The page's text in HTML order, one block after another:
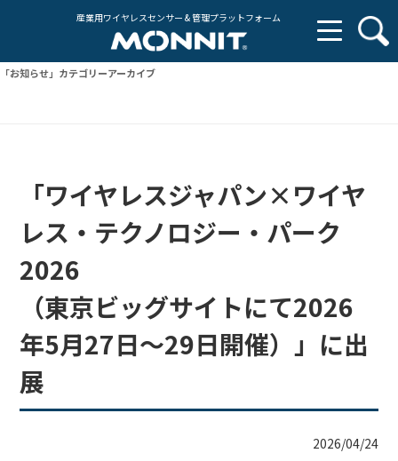
産業用ワイヤレスセンサー & 管理プラットフォーム
「お知らせ」カテゴリーアーカイブ
「ワイヤレスジャパン×ワイヤ
レス・テクノロジー・パーク
2026
（東京ビッグサイトにて2026
年5月27日～29日開催）」に出
展
2026/04/24